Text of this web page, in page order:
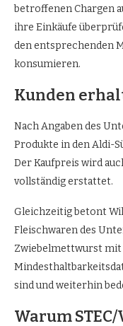
betroffenen Chargen
ihre Einkäufe
den entsprechenden
konsumieren.
Kunden
Nach Angaben des
Produkte in den Aldi-
Der Kaufpreis wird
vollständig erstattet.
Gleichzeitig betont
Fleischwaren des
Zwiebelmettwurst mit
sind und weiterhin
Warum